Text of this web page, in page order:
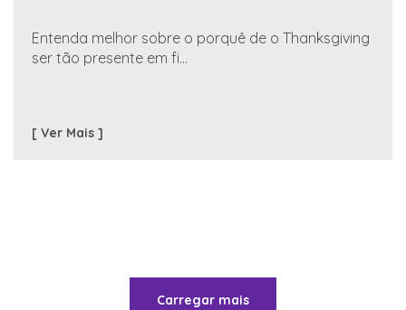
Entenda melhor sobre o porquê de o Thanksgiving
ser tão presente em fi...
[ Ver Mais ]
Carregar mais